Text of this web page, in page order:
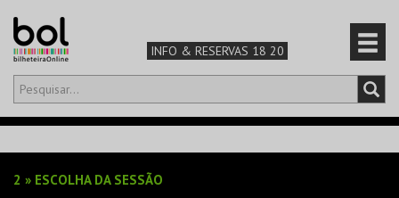
INFO & RESERVAS 18 20
Olá,iniciar sessão
2 » ESCOLHA DA SESSÃO